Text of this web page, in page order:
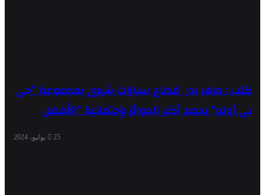
كتب : ماهر بدر قطاع سيارات شيرى بمجموعة “جى
بى أوتو” يحصد أكبر الجوائز بإحتفالية “الأفضل
25 يوليو، 2024